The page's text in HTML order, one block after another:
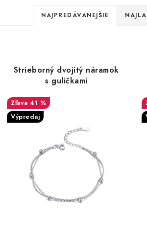
R
a
i
p
r
o
u
k
t
o
NAJPREDÁVANEJŠIE
Strieborný dvojitý náramok
s guličkami
41 %
Výpredaj